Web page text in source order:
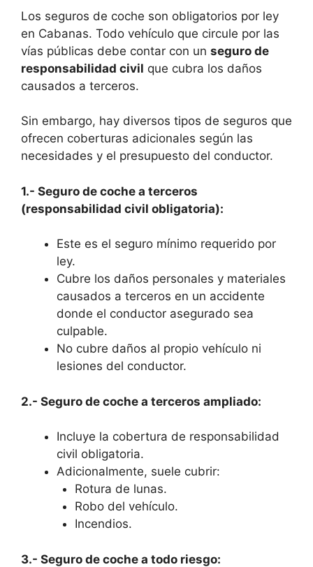
Los seguros de coche son obligatorios por ley
en Cabanas. Todo vehículo que circule por las
vías públicas debe contar con un seguro de
responsabilidad civil que cubra los daños
causados a terceros.
Sin embargo, hay diversos tipos de seguros que
ofrecen coberturas adicionales según las
necesidades y el presupuesto del conductor.
1.- Seguro de coche a terceros
(responsabilidad civil obligatoria):
Este es el seguro mínimo requerido por
ley.
Cubre los daños personales y materiales
causados a terceros en un accidente
donde el conductor asegurado sea
culpable.
No cubre daños al propio vehículo ni
lesiones del conductor.
2.- Seguro de coche a terceros ampliado:
Incluye la cobertura de responsabilidad
civil obligatoria.
Adicionalmente, suele cubrir:
Rotura de lunas.
Robo del vehículo.
Incendios.
3.- Seguro de coche a todo riesgo: